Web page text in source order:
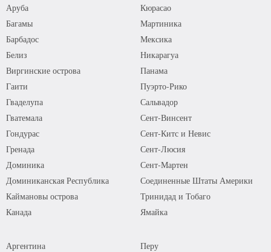
Аруба
Багамы
Барбадос
Белиз
Виргинские острова
Гаити
Гваделупа
Гватемала
Гондурас
Гренада
Доминика
Доминиканская Республика
Каймановы острова
Канада
Кюрасао
Мартиника
Мексика
Никарагуа
Панама
Пуэрто-Рико
Сальвадор
Сент-Винсент
Сент-Китс и Невис
Сент-Люсия
Сент-Мартен
Соединенные Штаты Америки
Тринидад и Тобаго
Ямайка
Аргентина
Перу